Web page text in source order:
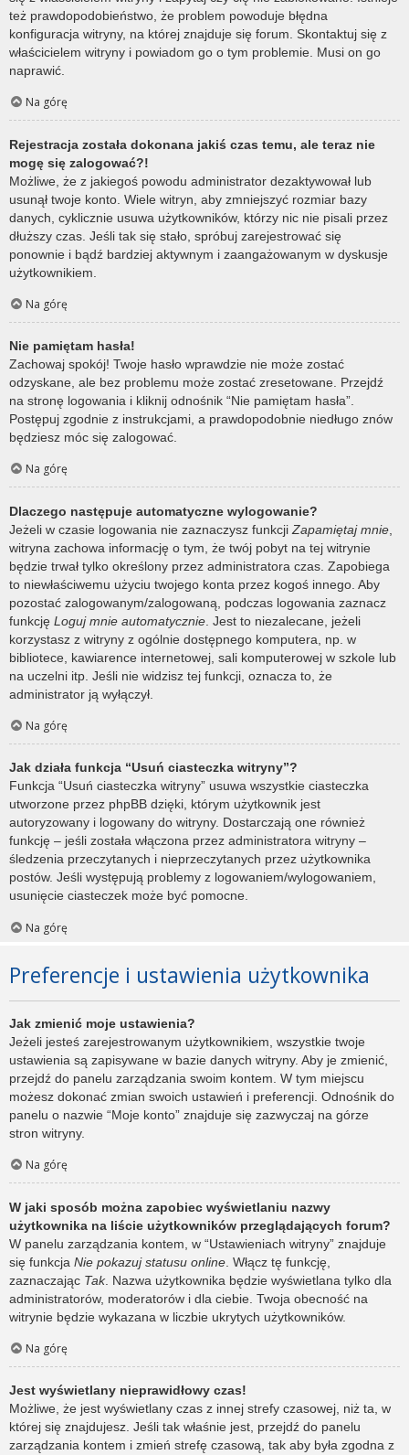
też prawdopodobieństwo, że problem powoduje błędna
konfiguracja witryny, na której znajduje się forum. Skontaktuj się z
właścicielem witryny i powiadom go o tym problemie. Musi on go
naprawić.
Na górę
Rejestracja została dokonana jakiś czas temu, ale teraz nie
mogę się zalogować?!
Możliwe, że z jakiegoś powodu administrator dezaktywował lub
usunął twoje konto. Wiele witryn, aby zmniejszyć rozmiar bazy
danych, cyklicznie usuwa użytkowników, którzy nic nie pisali przez
dłuższy czas. Jeśli tak się stało, spróbuj zarejestrować się
ponownie i bądź bardziej aktywnym i zaangażowanym w dyskusje
użytkownikiem.
Na górę
Nie pamiętam hasła!
Zachowaj spokój! Twoje hasło wprawdzie nie może zostać
odzyskane, ale bez problemu może zostać zresetowane. Przejdź
na stronę logowania i kliknij odnośnik “Nie pamiętam hasła”.
Postępuj zgodnie z instrukcjami, a prawdopodobnie niedługo znów
będziesz móc się zalogować.
Na górę
Dlaczego następuje automatyczne wylogowanie?
Jeżeli w czasie logowania nie zaznaczysz funkcji Zapamiętaj mnie
witryna zachowa informację o tym, że twój pobyt na tej witrynie
będzie trwał tylko określony przez administratora czas. Zapobiega
to niewłaściwemu użyciu twojego konta przez kogoś innego. Aby
pozostać zalogowanym/zalogowaną, podczas logowania zaznacz
funkcję Loguj mnie automatycznie . Jest to niezalecane, jeżeli
korzystasz z witryny z ogólnie dostępnego komputera, np. w
bibliotece, kawiarence internetowej, sali komputerowej w szkole lub
na uczelni itp. Jeśli nie widzisz tej funkcji, oznacza to, że
administrator ją wyłączył.
Na górę
Jak działa funkcja “Usuń ciasteczka witryny”?
Funkcja “Usuń ciasteczka witryny” usuwa wszystkie ciasteczka
utworzone przez phpBB dzięki, którym użytkownik jest
autoryzowany i logowany do witryny. Dostarczają one również
funkcję – jeśli została włączona przez administratora witryny –
śledzenia przeczytanych i nieprzeczytanych przez użytkownika
postów. Jeśli występują problemy z logowaniem/wylogowaniem,
usunięcie ciasteczek może być pomocne.
Na górę
Preferencje i ustawienia użytkownika
Jak zmienić moje ustawienia?
Jeżeli jesteś zarejestrowanym użytkownikiem, wszystkie twoje
ustawienia są zapisywane w bazie danych witryny. Aby je zmienić,
przejdź do panelu zarządzania swoim kontem. W tym miejscu
możesz dokonać zmian swoich ustawień i preferencji. Odnośnik do
panelu o nazwie “Moje konto” znajduje się zazwyczaj na górze
stron witryny.
Na górę
W jaki sposób można zapobiec wyświetlaniu nazwy
użytkownika na liście użytkowników przeglądających forum?
W panelu zarządzania kontem, w “Ustawieniach witryny” znajduje
się funkcja Nie pokazuj statusu online . Włącz tę funkcję,
zaznaczając Tak. Nazwa użytkownika będzie wyświetlana tylko dla
administratorów, moderatorów i dla ciebie. Twoja obecność na
witrynie będzie wykazana w liczbie ukrytych użytkowników.
Na górę
Jest wyświetlany nieprawidłowy czas!
Możliwe, że jest wyświetlany czas z innej strefy czasowej, niż ta, w
której się znajdujesz. Jeśli tak właśnie jest, przejdź do panelu
zarządzania kontem i zmień strefę czasową, tak aby była zgodna z